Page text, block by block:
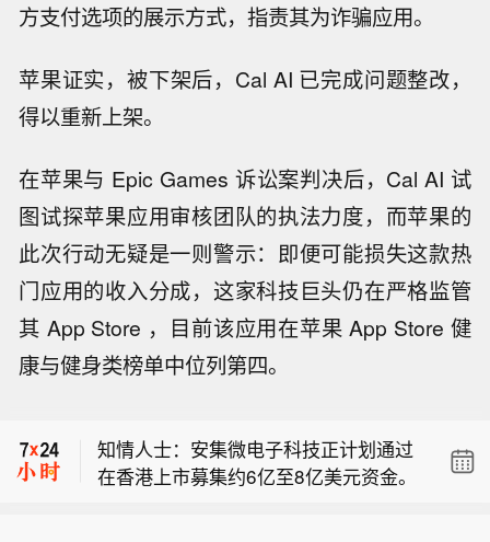
方支付选项的展示方式，指责其为诈骗应用。
苹果证实，被下架后，Cal AI 已完成问题整改，
得以重新上架。
在苹果与 Epic Games 诉讼案判决后，Cal AI 试
图试探苹果应用审核团队的执法力度，而苹果的
此次行动无疑是一则警示：即便可能损失这款热
门应用的收入分成，这家科技巨头仍在严格监管
其 App Store ，目前该应用在苹果 App Store 健
康与健身类榜单中位列第四。
期主力合约基本持平， 2年期主力合约
涨0.01%。
知情人士：安集微电子科技正计划通过
在香港上市募集约6亿至8亿美元资金。